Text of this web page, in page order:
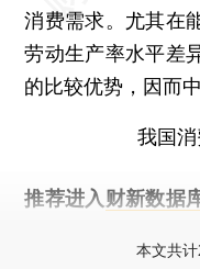
消费需求。尤其在
劳动生产率水平差
的比较优势，因而
我国
推荐进入 财新数据
本文共